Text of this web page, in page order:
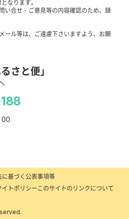
なります。
い合せ・ご意見等の内容確認のため、録
ール等は、ご遠慮下さいますよう、お願
さと便」
基づく公表事項等
イトポリシー このサイトのリンクについて